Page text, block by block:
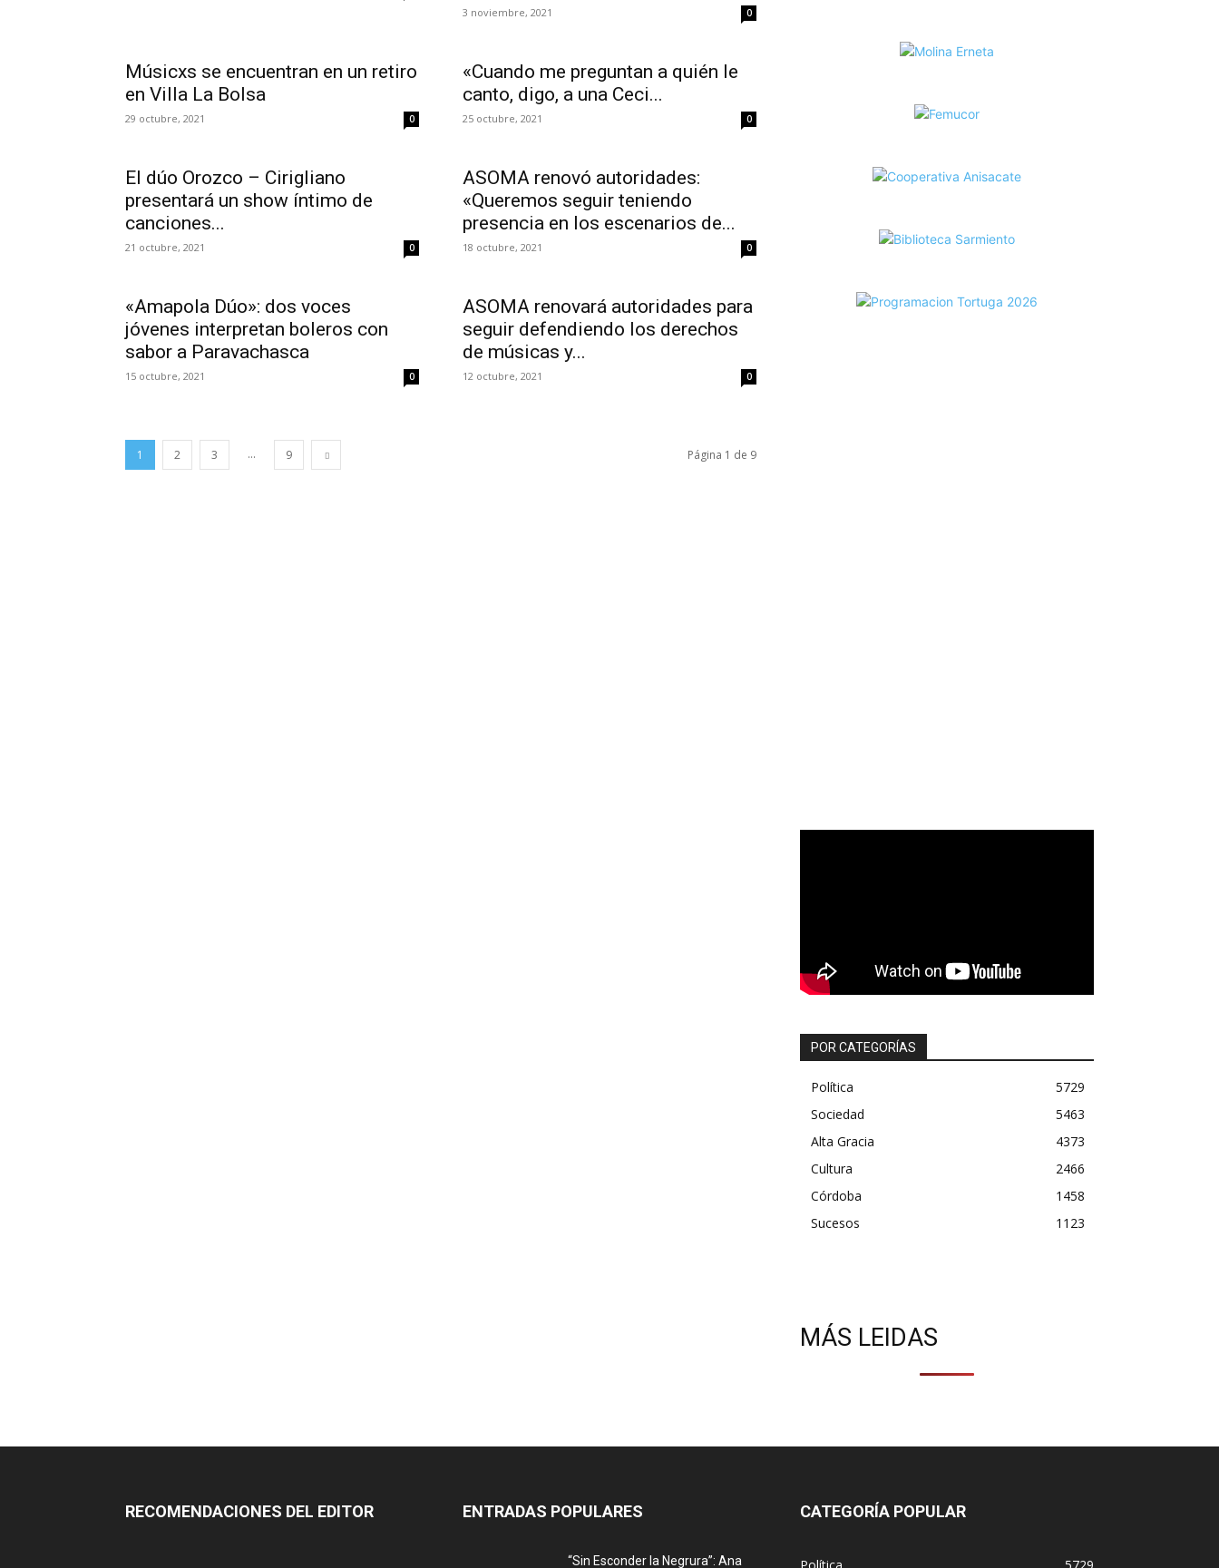
3 noviembre, 2021 0
Músicxs se encuentran en un retiro
en Villa La Bolsa
29 octubre, 2021 0
«Cuando me preguntan a quién le
canto, digo, a una Ceci...
25 octubre, 2021 0
El dúo Orozco – Cirigliano
presentará un show íntimo de
canciones...
21 octubre, 2021 0
ASOMA renovó autoridades:
«Queremos seguir teniendo
presencia en los escenarios de...
18 octubre, 2021 0
«Amapola Dúo»: dos voces
jóvenes interpretan boleros con
sabor a Paravachasca
15 octubre, 2021 0
ASOMA renovará autoridades para
seguir defendiendo los derechos
de músicas y...
12 octubre, 2021 0
1 2 3 ... 9 Página 1 de 9
POR CATEGORÍAS
Política
5729
Sociedad
5463
Alta Gracia
4373
Cultura
2466
Córdoba
1458
Sucesos
1123
MÁS LEIDAS
RECOMENDACIONES DEL EDITOR ENTRADAS POPULARES
“Sin Esconder la Negrura”: Ana
CATEGORÍA POPULAR